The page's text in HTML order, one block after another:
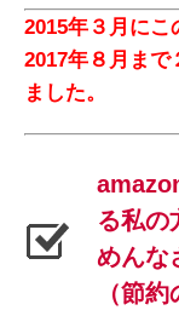
2015年３月にこ
2017年８月まで
ました。
る私の
めんな
（節約